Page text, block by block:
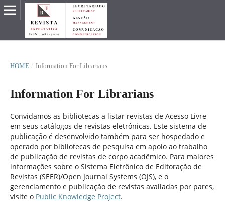
HOME / Information For Librarians
Information For Librarians
Convidamos as bibliotecas a listar revistas de Acesso Livre
em seus catálogos de revistas eletrônicas. Este sistema de
publicação é desenvolvido também para ser hospedado e
operado por bibliotecas de pesquisa em apoio ao trabalho
de publicação de revistas de corpo acadêmico. Para maiores
informações sobre o Sistema Eletrônico de Editoração de
Revistas (SEER)/Open Journal Systems (OJS), e o
gerenciamento e publicação de revistas avaliadas por pares,
visite o Public Knowledge Project.